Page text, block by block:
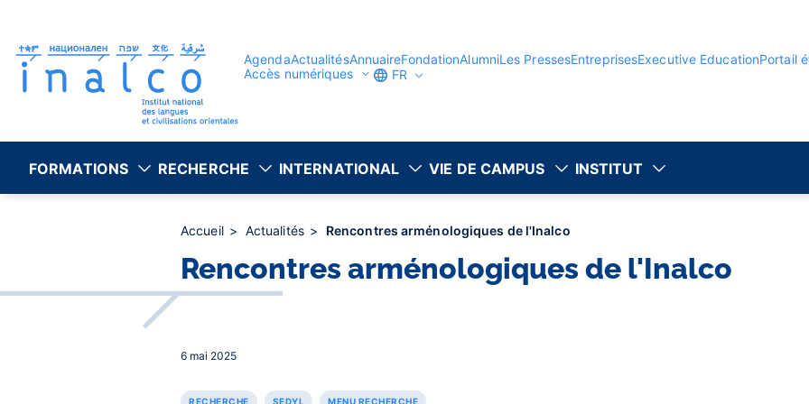
principal
AgendaActualitésAnnuaireFondationAlumniLes PressesEntreprisesExecutive EducationPortail
Accès numériques
FR
FORMATIONS RECHERCHE INTERNATIONAL VIE DE CAMPUS INSTITUT
Accueil Actualités Rencontres arménologiques de l'Inalco
Rencontres arménologiques de l'Inalco
6 mai 2025
RECHERCHE SEDYL MENU RECHERCHE